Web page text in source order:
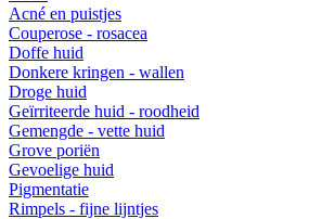
Acné en puistjes
Couperose - rosacea
Doffe huid
Donkere kringen - wallen
Droge huid
Geïrriteerde huid - roodheid
Gemengde - vette huid
Grove poriën
Gevoelige huid
Pigmentatie
Rimpels - fijne lijntjes